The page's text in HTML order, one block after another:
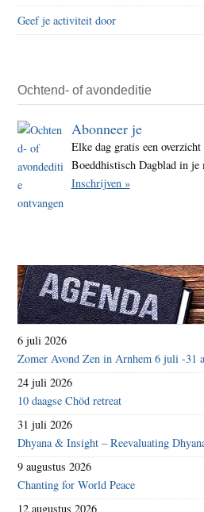
Geef je activiteit door
Ochtend- of avondeditie
Abonneer je
Elke dag gratis een
Boeddhistisch Dagblad in je
Inschrijven »
6 juli 2026
Zomer Avond Zen in Arnhem 6 juli -31
24 juli 2026
10 daagse Chöd retreat
31 juli 2026
Dhyana & Insight – Reevaluating
9 augustus 2026
Chanting for World Peace
12 augustus 2026